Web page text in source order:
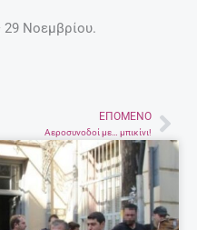
29 Νοεμβρίου.
ΕΠΌΜΕΝΟ
Αεροσυνοδοί με… μπικίνι!